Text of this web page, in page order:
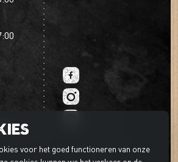
voor het goed functioneren van onze